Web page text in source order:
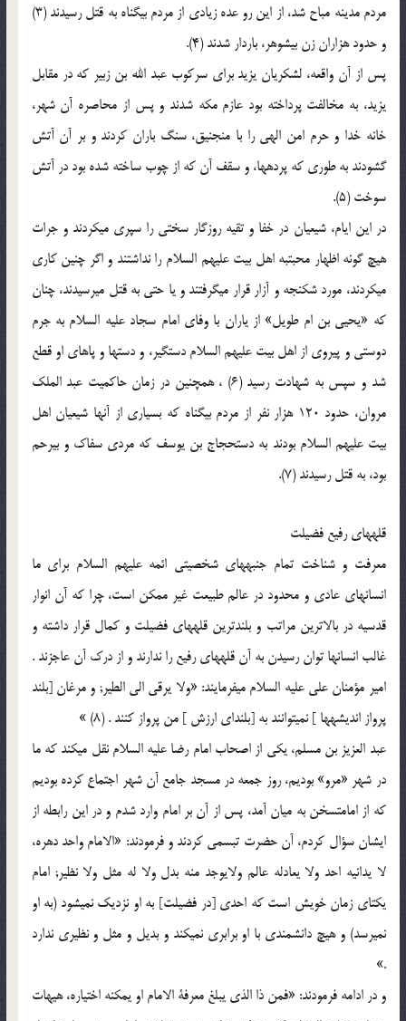
مردم مدینه مباح شد، از این رو عده زیادی از مردم بی‏گناه به قتل رسیدند (3)
و حدود هزاران زن بی‏شوهر، باردار شدند (4).
پس از آن واقعه، لشکریان یزید برای سرکوب عبد الله بن زبیر که در مقابل
یزید، به مخالفت پرداخته بود عازم مکه شدند و پس از محاصره آن شهر،
خانه خدا و حرم امن الهی را با منجنیق، سنگ باران کردند و بر آن آتش
گشودند به طوری که پرده‏ها، و سقف آن که از چوب ساخته شده بود در آتش
سوخت (5).
در این ایام، شیعیان در خفا و تقیه روزگار سختی را سپری می‏کردند و جرات
هیچ گونه اظهار محبت‏به اهل بیت علیهم السلام را نداشتند و اگر چنین کاری
می‏کردند، مورد شکنجه و آزار قرار می‏گرفتند و یا حتی به قتل می‏رسیدند، چنان
که «یحیی بن ام طویل‏» از یاران با وفای امام سجاد علیه السلام به جرم
دوستی و پیروی از اهل بیت علیهم السلام دستگیر، و دست‏ها و پاهای او قطع
شد و سپس به شهادت رسید (6) ، همچنین در زمان حاکمیت عبد الملک
مروان، حدود 120 هزار نفر از مردم بی‏گناه که بسیاری از آن‏ها شیعیان اهل
بیت علیهم السلام بودند به دست‏حجاج بن یوسف که مردی سفاک و بی‏رحم
بود، به قتل رسیدند (7).
قله‏های رفیع فضیلت
معرفت و شناخت تمام جنبه‏های شخصیتی ائمه علیهم السلام برای ما
انسان‏های عادی و محدود در عالم طبیعت غیر ممکن است، چرا که آن انوار
قدسیه در بالاترین مراتب و بلندترین قله‏های فضیلت و کمال قرار داشته و
غالب انسان‏ها توان رسیدن به آن قله‏های رفیع را ندارند و از درک آن عاجزند .
امیر مؤمنان علی علیه السلام می‏فرمایند: «ولا یرقی الی الطیر; و مرغان [بلند
پرواز اندیشه‏ها ] نمی‏توانند به [بلندای ارزش ] من پرواز کنند . (8) »
عبد العزیز بن مسلم، یکی از اصحاب امام رضا علیه السلام نقل می‏کند که ما
در شهر «مرو» بودیم، روز جمعه در مسجد جامع آن شهر اجتماع کرده بودیم
که از امامت‏سخن به میان آمد، پس از آن بر امام وارد شدم و در این رابطه از
ایشان سؤال کردم، آن حضرت تبسمی کردند و فرمودند: «الامام واحد دهره،
لا یدانیه احد ولا یعادله عالم ولایوجد منه بدل ولا له مثل ولا نظیر; امام
یکتای زمان خویش است که احدی [در فضیلت] به او نزدیک نمی‏شود (به او
نمی‏رسد) و هیچ دانشمندی با او برابری نمی‏کند و بدیل و مثل و نظیری ندارد
.»
و در ادامه فرمودند: «فمن ذا الذی یبلغ معرفة الامام او یمکنه اختیاره، هیهات